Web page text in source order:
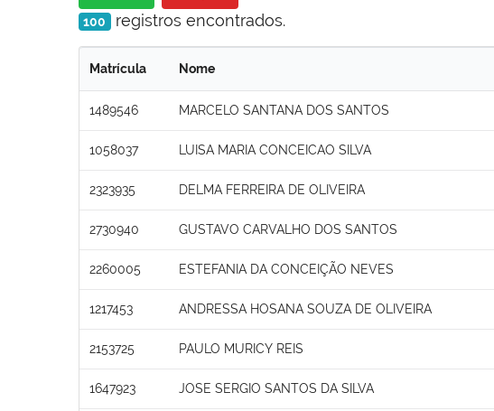
100 registros encontrados.
Matrícula Nome
1489546 MARCELO SANTANA DOS SANTOS
1058037 LUISA MARIA CONCEICAO SILVA
2323935 DELMA FERREIRA DE OLIVEIRA
2730940 GUSTAVO CARVALHO DOS SANTOS
2260005 ESTEFANIA DA CONCEIÇÃO NEVES
1217453 ANDRESSA HOSANA SOUZA DE OLIVEIRA
2153725 PAULO MURICY REIS
1647923 JOSE SERGIO SANTOS DA SILVA